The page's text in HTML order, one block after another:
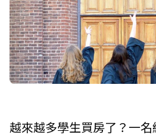
越來越多學生買房了？一